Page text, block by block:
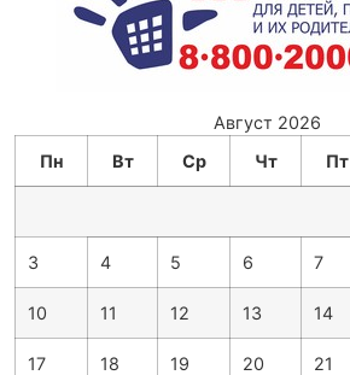
Август 2026
Пн
Вт Ср Чт Пт
3 4 5 6 7
10 11 12 13 14
17 18 19 20 21